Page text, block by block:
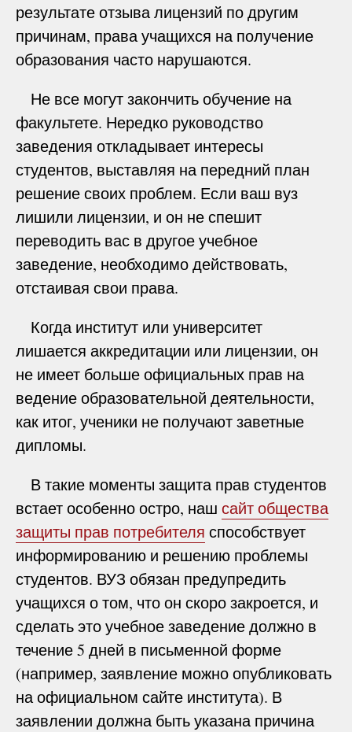
результате отзыва лицензий по другим
причинам, права учащихся на получение
образования часто нарушаются.
Не все могут закончить обучение на
факультете. Нередко руководство
заведения откладывает интересы
студентов, выставляя на передний план
решение своих проблем. Если ваш вуз
лишили лицензии, и он не спешит
переводить вас в другое учебное
заведение, необходимо действовать,
отстаивая свои права.
Когда институт или университет
лишается аккредитации или лицензии, он
не имеет больше официальных прав на
ведение образовательной деятельности,
как итог, ученики не получают заветные
дипломы.
В такие моменты защита прав студентов
встает особенно остро, наш сайт общества
защиты прав потребителя способствует
информированию и решению проблемы
студентов. ВУЗ обязан предупредить
учащихся о том, что он скоро закроется, и
сделать это учебное заведение должно в
течение 5 дней в письменной форме
(например, заявление можно опубликовать
на официальном сайте института). В
заявлении должна быть указана причина